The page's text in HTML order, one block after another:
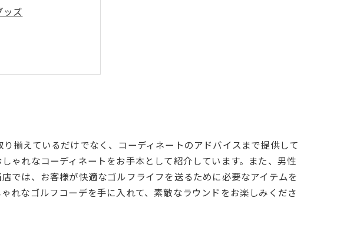
ッズ
揃えているだけでなく、コーディネートのアドバイスまで提供して
ゃれなコーディネートをお手本として紹介しています。また、男性
では、お客様が快適なゴルフライフを送るために必要なアイテムを
れなゴルフコーデを手に入れて、素敵なラウンドをお楽しみくださ